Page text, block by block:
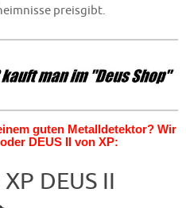
preisgibt.
guten Metalldetektor? Wir
DEUS II von XP:
DEUS II